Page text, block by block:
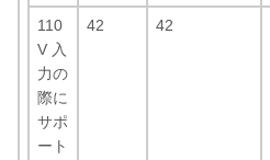
110
V 入
力の
際に
サポ
ート
42 42